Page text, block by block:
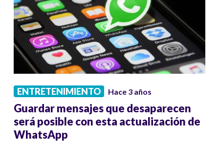
ENTRETENIMIENTO Hace 3 años
Guardar mensajes que desaparecen
será posible con esta actualización de
WhatsApp